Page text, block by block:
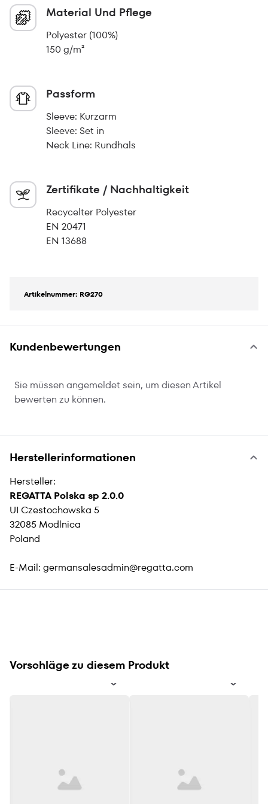
Material Und Pflege
Polyester (100%)
150 g/m²
Passform
Sleeve: Kurzarm
Sleeve: Set in
Neck Line: Rundhals
Zertifikate / Nachhaltigkeit
Recycelter Polyester
EN 20471
EN 13688
Artikelnummer: RG270
Kundenbewertungen
Sie müssen angemeldet sein, um diesen Artikel
bewerten zu können.
Herstellerinformationen
Hersteller:
REGATTA Polska sp 2.0.0
UI Czestochowska 5
32085 Modlnica
Poland
E-Mail: germansalesadmin@regatta.com
Vorschläge zu diesem Produkt